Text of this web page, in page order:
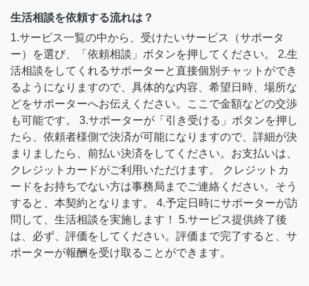
生活相談を依頼する流れは？
1.サービス一覧の中から、受けたいサービス（サポータ
ー）を選び、「依頼相談」ボタンを押してください。 2.生
活相談をしてくれるサポーターと直接個別チャットができ
るようになりますので、具体的な内容、希望日時、場所な
どをサポーターへお伝えください。ここで金額などの交渉
も可能です。 3.サポーターが「引き受ける」ボタンを押し
たら、依頼者様側で決済が可能になりますので、詳細が決
まりましたら、前払い決済をしてください。お支払いは、
クレジットカードがご利用いただけます。 クレジットカ
ードをお持ちでない方は事務局までご連絡ください。そう
すると、本契約となります。 4.予定日時にサポーターが訪
問して、生活相談を実施します！ 5.サービス提供終了後
は、必ず、評価をしてください。評価まで完了すると、サ
ポーターが報酬を受け取ることができます。